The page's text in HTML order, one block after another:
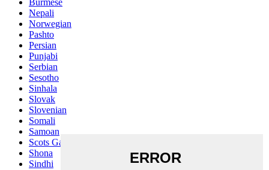
Burmese
Nepali
Norwegian
Pashto
Persian
Punjabi
Serbian
Sesotho
Sinhala
Slovak
Slovenian
Somali
Samoan
Scots Gaelic
Shona
Sindhi